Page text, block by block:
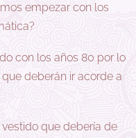
empezar con los
con los años 80 por lo
deberán ir acorde a
que debería de